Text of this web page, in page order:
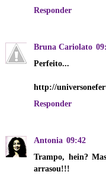
Responder
Bruna Cariolato
Perfeito...
http://
Responder
Antonia 09:42
Trampo, hein?
arrasou!!!